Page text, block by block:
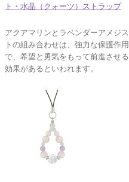
ト・水晶（クォーツ）ストラップ
アクアマリンとラベンダーアメジス
トの組み合わせは、強力な保護作用
で、希望と勇気をもって前進させる
効果があるといわれます。